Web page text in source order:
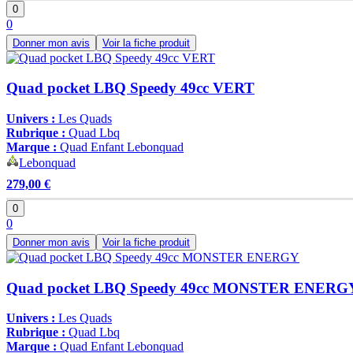
0
0
Donner mon avis Voir la fiche produit
Quad pocket LBQ Speedy 49cc VERT
Univers : Les Quads
Rubrique : Quad Lbq
Marque : Quad Enfant Lebonquad
Lebonquad
279,00 €
0
0
Donner mon avis Voir la fiche produit
Quad pocket LBQ Speedy 49cc MONSTER
Univers : Les Quads
Rubrique : Quad Lbq
Marque : Quad Enfant Lebonquad